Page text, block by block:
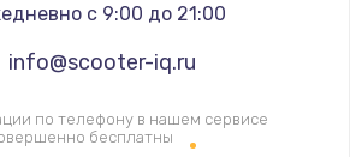
2600 руб.
с 9:00 до 21:00
info@scooter-iq.ru
по телефону в нашем сервисе
бесплатны